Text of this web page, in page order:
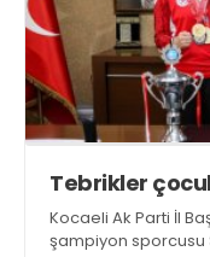
Tebrikler
Kocaeli Ak Parti İl
şampiyon sporcusu